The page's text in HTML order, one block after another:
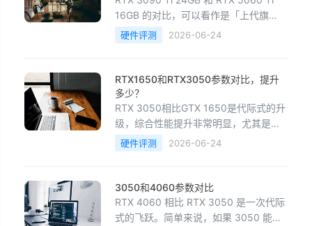
16GB 的对比，可以看作是「上代旗
舰」与「当代中端」在算力、显存和能
效上的较量。简单来说，RTX 3090 Ti
5060 Ti在能效、新技术和性价比上优势
明显。我把它们的核心参数整理成了一
张表，方便你对
硬件评测 2026-06-24
RTX1650和RTX3050参数对比，提升
多少？
RTX 3050相比GTX 1650是代际式的升
级，综合性能提升非常明显，尤其是在
支持新技术和显存容量方面。我把它们
的核心参数和性能差距整理成了表格，
1650 规格与性能对比对比维度GTX
1650RTX 3050提升幅度 / 核心意义核
心架构Tu
硬件评测 2026-06-24
3050和4060参数对比
RTX 4060 相比 RTX 3050 是一次代际
式的飞跃。简单来说，如果 3050 能让